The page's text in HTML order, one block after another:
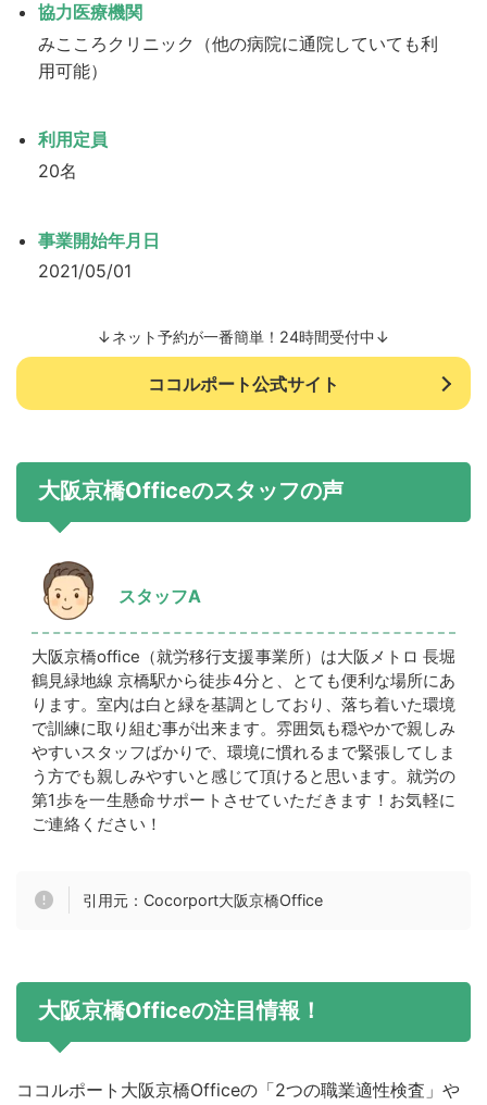
協力医療機関
みこころクリニック（他の病院に通院していても利
用可能）
利用定員
20名
事業開始年月日
2021/05/01
↓ネット予約が一番簡単！24時間受付中↓
ココルポート公式サイト
大阪京橋Officeのスタッフの声
スタッフA
大阪京橋office（就労移行支援事業所）は大阪メトロ 長堀
鶴見緑地線 京橋駅から徒歩4分と、とても便利な場所にあ
ります。室内は白と緑を基調としており、落ち着いた環境
で訓練に取り組む事が出来ます。雰囲気も穏やかで親しみ
やすいスタッフばかりで、環境に慣れるまで緊張してしま
う方でも親しみやすいと感じて頂けると思います。就労の
第1歩を一生懸命サポートさせていただきます！お気軽に
ご連絡ください！
引用元：Cocorport大阪京橋Office
大阪京橋Officeの注目情報！
ココルポート大阪京橋Officeの「2つの職業適性検査」や